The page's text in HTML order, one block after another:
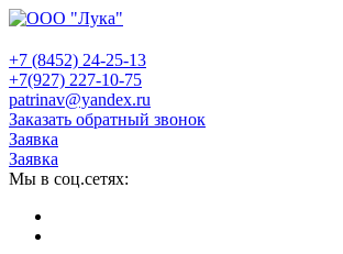
+7 (8452) 24-25-13
+7(927) 227-10-75
patrinav@yandex.ru
Заказать обратный звонок
Заявка
Заявка
Мы в соц.сетях: